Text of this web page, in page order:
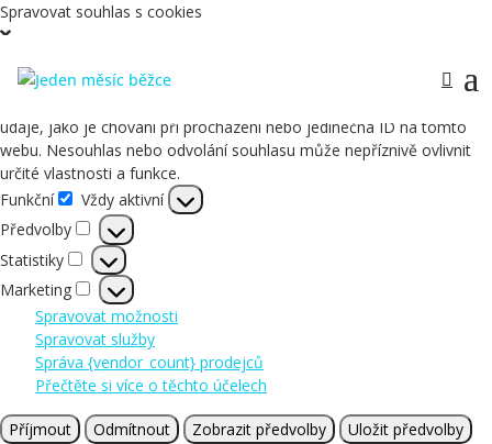
Spravovat souhlas s cookies
přístupu k informacím o zařízení, technologie jako jsou soubory
údaje, jako je chování při procházení nebo jedinečná ID na tomto
webu. Nesouhlas nebo odvolání souhlasu může nepříznivě ovlivnit
určité vlastnosti a funkce.
Funkční
Funkční
Vždy aktivní
Předvolby
Předvolby
Statistiky
Statistiky
Marketing
Marketing
Spravovat možnosti
Spravovat služby
Správa {vendor_count} prodejců
Přečtěte si více o těchto účelech
Příjmout Odmítnout Zobrazit předvolby
Uložit předvolby